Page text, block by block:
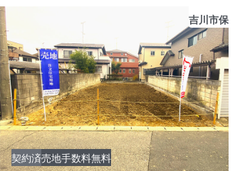
契約済売地手数料無料
吉川市保